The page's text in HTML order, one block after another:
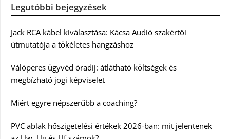
Legutóbbi bejegyzések
Jack RCA kábel kiválasztása: Kácsa Audió szakértői
útmutatója a tökéletes hangzáshoz
Válóperes ügyvéd óradíj: átlátható költségek és
megbízható jogi képviselet
Miért egyre népszerűbb a coaching?
PVC ablak hőszigetelési értékek 2026-ban: mit jelentenek